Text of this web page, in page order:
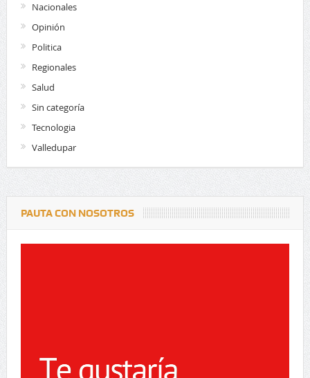
Nacionales
Opinión
Politica
Regionales
Salud
Sin categoría
Tecnologia
Valledupar
PAUTA CON NOSOTROS